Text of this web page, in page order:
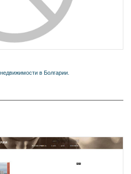
в Болгарии.